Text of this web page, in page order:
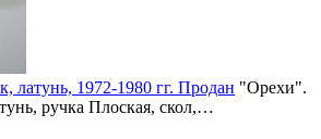
латунь, 1972-1980 гг. Продан "Орехи".
ручка Плоская, скол,…